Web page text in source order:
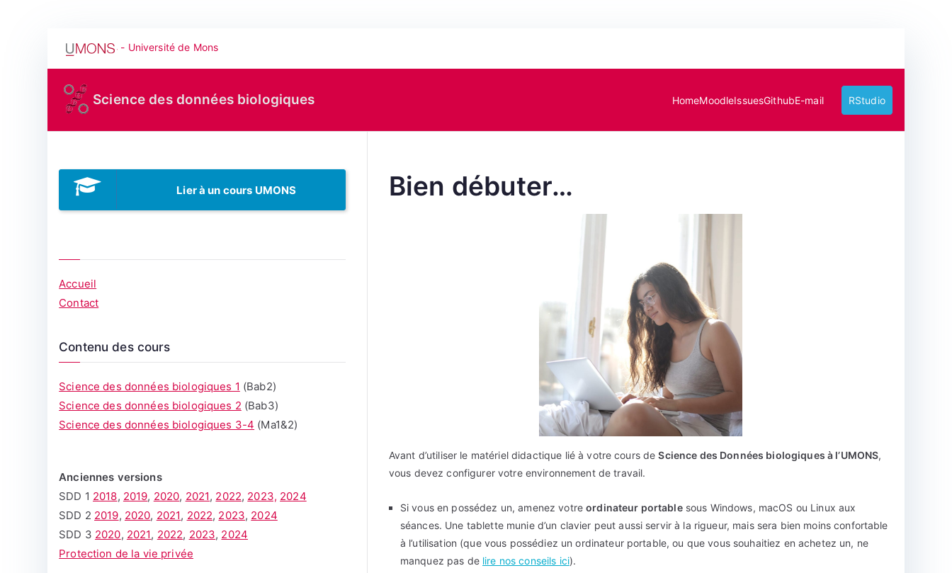
contenu
- Université de Mons
Science des données biologiques HomeMoodleIssuesGithubE-mail RStudio
Bien débuter…
Avant d’utiliser le matériel didactique lié à votre cours deScience des Données biologiques à l’UMONS,
vous devez configurer votre environnement de travail.
Si vous en possédez un, amenez votreordinateur portablesous Windows, macOS ou Linux aux
séances. Une tablette munie d’un clavier peut aussi servir à la rigueur, mais sera bien moins confortable
à l’utilisation (que vous possédiez un ordinateur portable, ou que vous souhaitiez en achetez un, ne
manquez pas de lire nos conseils ici).
Lier à un cours UMONS
Accueil
Contact
Contenu des cours
Science des données biologiques 1 (Bab2)
Science des données biologiques 2 (Bab3)
Science des données biologiques 3-4 (Ma1&2)
Anciennes versions
SDD 1 2018, 2019, 2020, 2021, 2022, 2023, 2024
SDD 2 2019, 2020, 2021, 2022, 2023, 2024
SDD 3 2020, 2021, 2022, 2023, 2024
Protection de la vie privée